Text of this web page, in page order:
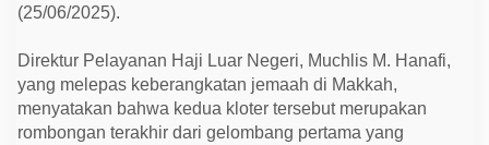
P
u
l
a
n
g
(25/06/2025).
Direktur Pelayanan Haji Luar Negeri, Muchlis M. Hanafi,
yang melepas keberangkatan jemaah di Makkah,
menyatakan bahwa kedua kloter tersebut merupakan
rombongan terakhir dari gelombang pertama yang